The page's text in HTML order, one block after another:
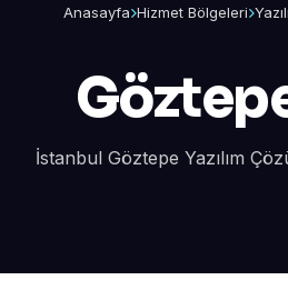
Anasayfa Hizmet Bölgeleri
İstanbul Göztepe Yazılım